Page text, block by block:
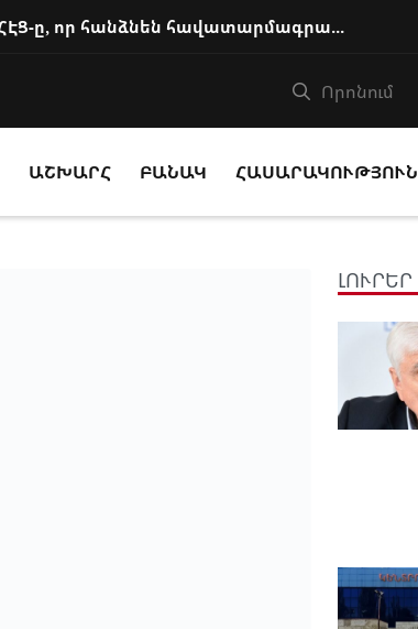
Իրենք դեռ պետք է կարողանան խլել ՀԷՑ-ը, որ հանձնեն հավատարմագրային կառավա...
ԱՇԽԱՐՀ ԲԱՆԱԿ ՀԱՍԱՐԱԿՈՒԹՅՈՒՆ
ԼՈՒՐԵՐ